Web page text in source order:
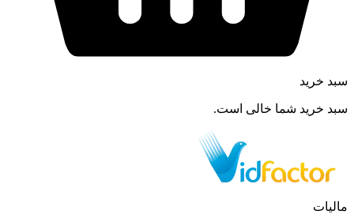
سبد خرید
سبد خرید شما خالی است.
مالیات